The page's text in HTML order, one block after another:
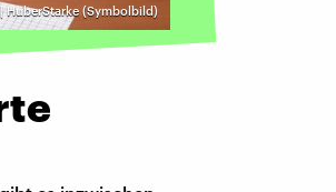
HuberStarke (Symbolbild)